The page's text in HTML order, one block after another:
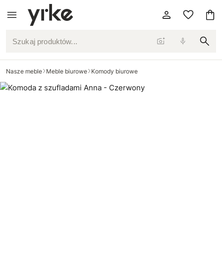
Szukaj produktów...
Nasze meble Meble biurowe Komody biurowe